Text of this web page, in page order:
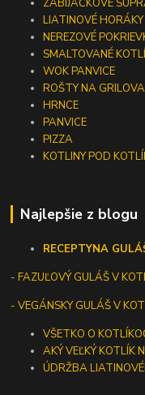
ZABÍJAČKOVÉ
LIATINOVÉ HORÁKY
NEREZOVÉ
SMALTOVANÉ
WOK PANVICE
ROŠTY NA
HRNCE
PANVICE
PIZZA
KOTLINY POD
Najlepšie z blogu
RECEPTYNA
-FAZUĽOVÝ GULÁŠ V
- VEGÁNSKY GULÁŠ V
VŠETKO O
AKÝ VEĽKÝ KOTLÍK
ÚDRŽBA